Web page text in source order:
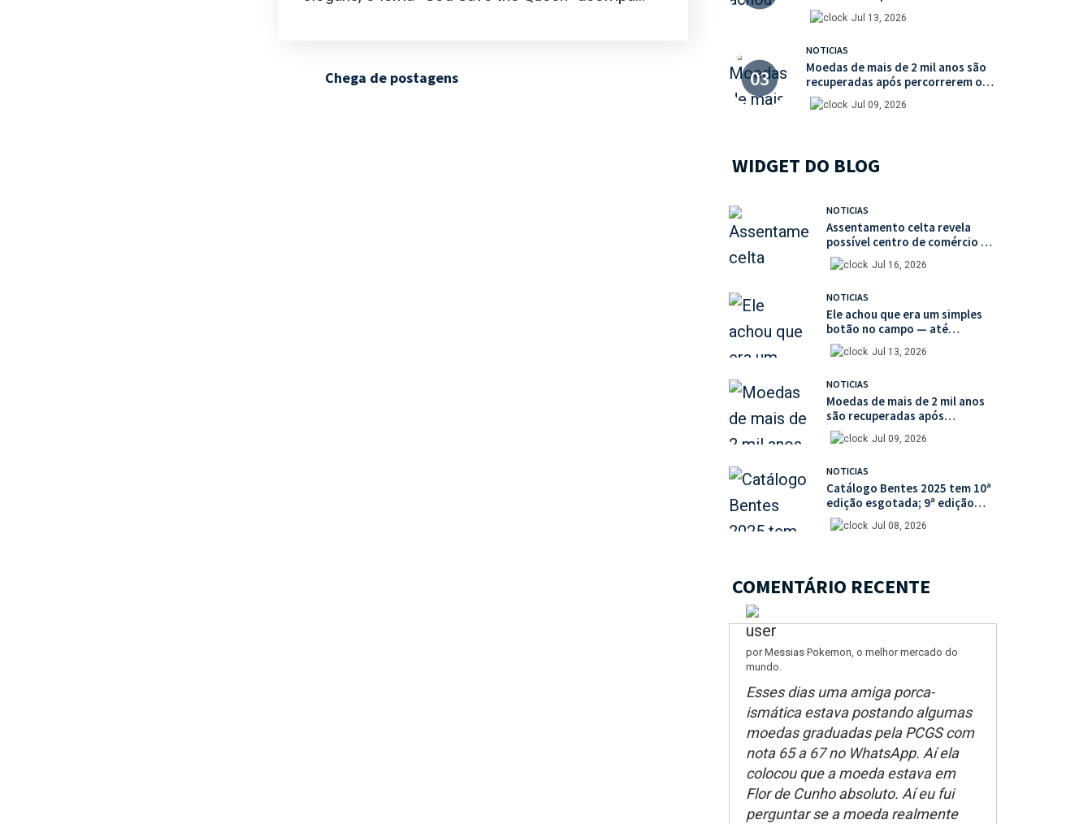
Chega de postagens
uma moeda medieval de valor
histórico incalculável
Jul 13, 2026
NOTICIAS
Moedas de mais de 2 mil anos são
recuperadas após percorrerem o
mercado ilegal de antiguidades
Jul 09, 2026
WIDGET DO BLOG
NOTICIAS
Assentamento celta revela
possível centro de comércio de
escravos na França
Jul 16, 2026
NOTICIAS
Ele achou que era um simples
botão no campo — até
descobrir uma moeda medieval
de valor histórico incalculável
Jul 13, 2026
NOTICIAS
Moedas de mais de 2 mil anos
são recuperadas após
percorrerem o mercado ilegal
de antiguidades
Jul 09, 2026
NOTICIAS
Catálogo Bentes 2025 tem 10ª
edição esgotada; 9ª edição
está disponível com mais de
30% de desconto na unidade
Jul 08, 2026
COMENTÁRIO RECENTE
por Messias Pokemon, o melhor mercado do
mundo.
Esses dias uma amiga porca-
ismática estava postando algumas
moedas graduadas pela PCGS com
nota 65 a 67 no WhatsApp. Aí ela
colocou que a moeda estava em
Flor de Cunho absoluto. Aí eu fui
perguntar se a moeda realmente